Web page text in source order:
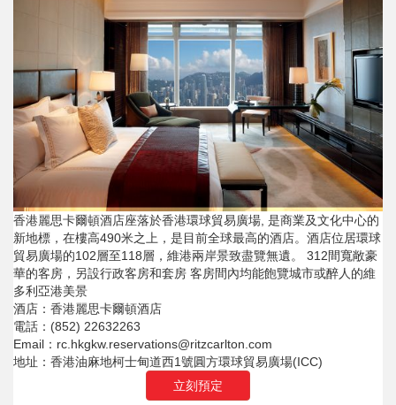
香港麗思卡爾頓酒店座落於香港環球貿易廣場, 是商業及文化中心的
新地標，在樓高490米之上，是目前全球最高的酒店。酒店位居環球
貿易廣場的102層至118層，維港兩岸景致盡覽無遺。 312間寬敞豪
華的客房，另設行政客房和套房 客房間內均能飽覽城市或醉人的維
多利亞港美景
酒店：香港麗思卡爾頓酒店
電話：(852) 22632263
Email：rc.hkgkw.reservations@ritzcarlton.com
地址：香港油麻地柯士甸道西1號圓方環球貿易廣場(ICC)
立刻預定